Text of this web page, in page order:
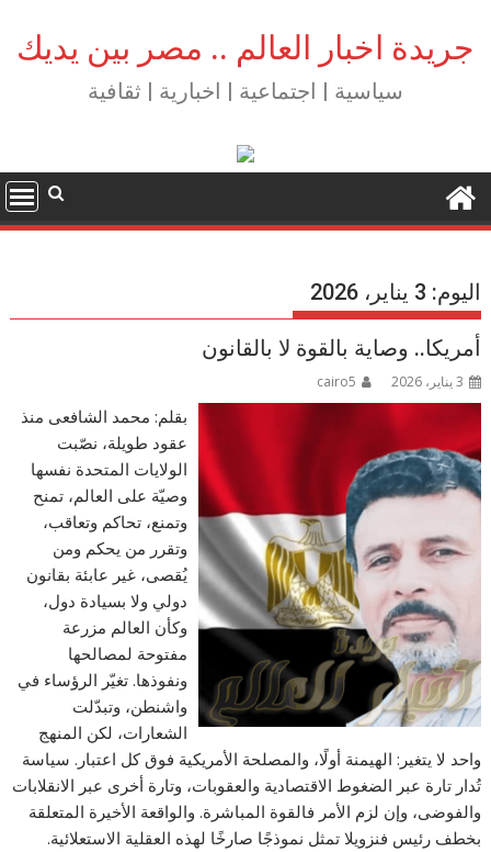
content
جريدة اخبار العالم .. مصر بين يديك
سياسية | اجتماعية | اخبارية | ثقافية
اليوم: 3 يناير، 2026
أمريكا.. وصاية بالقوة لا بالقانون
3 يناير، 2026 cairo5
بقلم: محمد الشافعى منذ
عقود طويلة، نصّبت
الولايات المتحدة نفسها
وصيّة على العالم، تمنح
وتمنع، تحاكم وتعاقب،
وتقرر من يحكم ومن
يُقصى، غير عابئة بقانون
دولي ولا بسيادة دول،
وكأن العالم مزرعة
مفتوحة لمصالحها
ونفوذها. تغيّر الرؤساء في
واشنطن، وتبدّلت
الشعارات، لكن المنهج
واحد لا يتغير: الهيمنة أولًا، والمصلحة الأمريكية فوق كل اعتبار. سياسة
تُدار تارة عبر الضغوط الاقتصادية والعقوبات، وتارة أخرى عبر الانقلابات
والفوضى، وإن لزم الأمر فالقوة المباشرة. والواقعة الأخيرة المتعلقة
بخطف رئيس فنزويلا تمثل نموذجًا صارخًا لهذه العقلية الاستعلائية.